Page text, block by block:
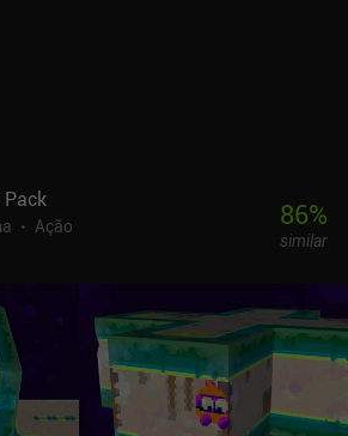
Pack
Ação
86%
similar